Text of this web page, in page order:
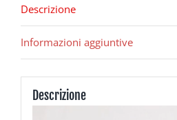
Descrizione
Informazioni aggiuntive
Descrizione